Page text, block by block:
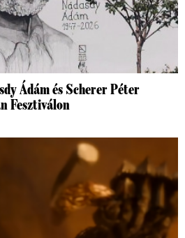
Ádám és Scherer Péter
Fesztiválon